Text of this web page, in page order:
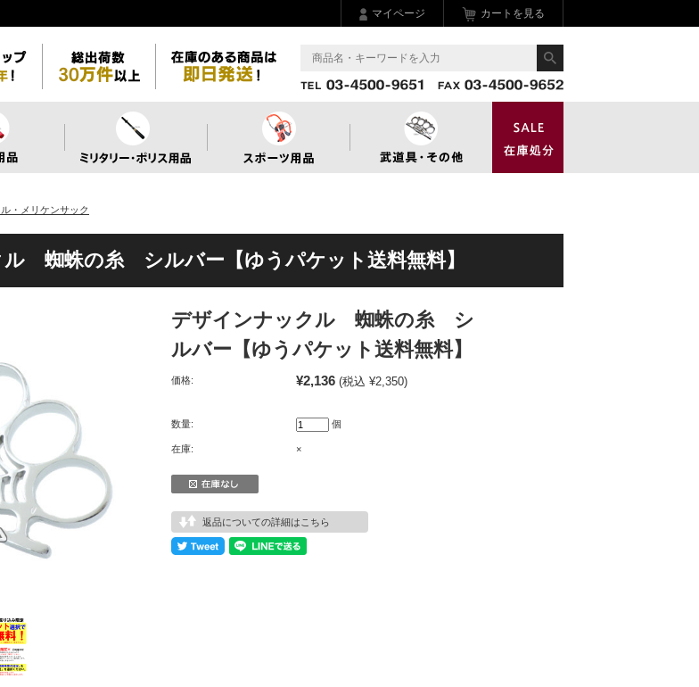
マイページ カートを見る
・メリケンサック
蜘蛛の糸 シルバー【ゆうパケット送料無料】
デザインナックル 蜘蛛の糸 シ
ルバー【ゆうパケット送料無料】
価格: ¥2,136 (税込 ¥2,350)
数量: 個
在庫: ×
返品についての詳細はこちら